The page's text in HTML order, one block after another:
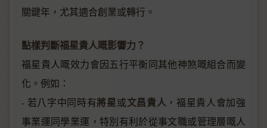
關鍵年，尤其適合創業或轉行。
點樣判斷福星貴人嘅影響力？
福星貴人嘅效力會因五行平衡同其他神煞嘅組合而變
化。例如：
- 若八字中同時有將星或文昌貴人 ，福星貴人會加強
事業運同學業運，特別有利於從事文職或管理層嘅人